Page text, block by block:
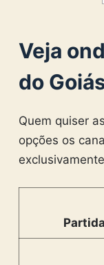
Veja
do
Quem quiser
opções os
Partida